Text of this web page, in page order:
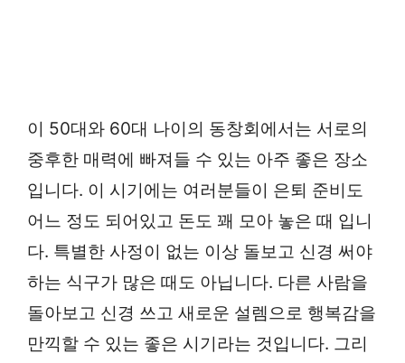
이 50대와 60대 나이의 동창회에서는 서로의
중후한 매력에 빠져들 수 있는 아주 좋은 장소
입니다. 이 시기에는 여러분들이 은퇴 준비도
어느 정도 되어있고 돈도 꽤 모아 놓은 때 입니
다. 특별한 사정이 없는 이상 돌보고 신경 써야
하는 식구가 많은 때도 아닙니다. 다른 사람을
돌아보고 신경 쓰고 새로운 설렘으로 행복감을
만끽할 수 있는 좋은 시기라는 것입니다. 그리